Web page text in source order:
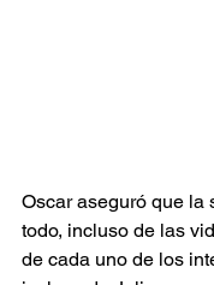
Oscar aseguró que la
todo, incluso de las
de cada uno de los